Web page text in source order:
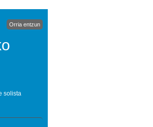
Orria entzun
solista